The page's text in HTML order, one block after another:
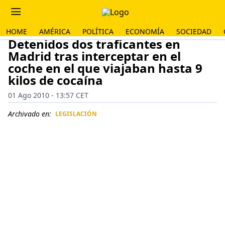
HOME AMÉRICA POLÍTICA ECONOMÍA SOCIEDAD
Detenidos dos traficantes en
Madrid tras interceptar en el
coche en el que viajaban hasta 9
kilos de cocaína
01 Ago 2010 - 13:57 CET
Archivado en: LEGISLACIÓN